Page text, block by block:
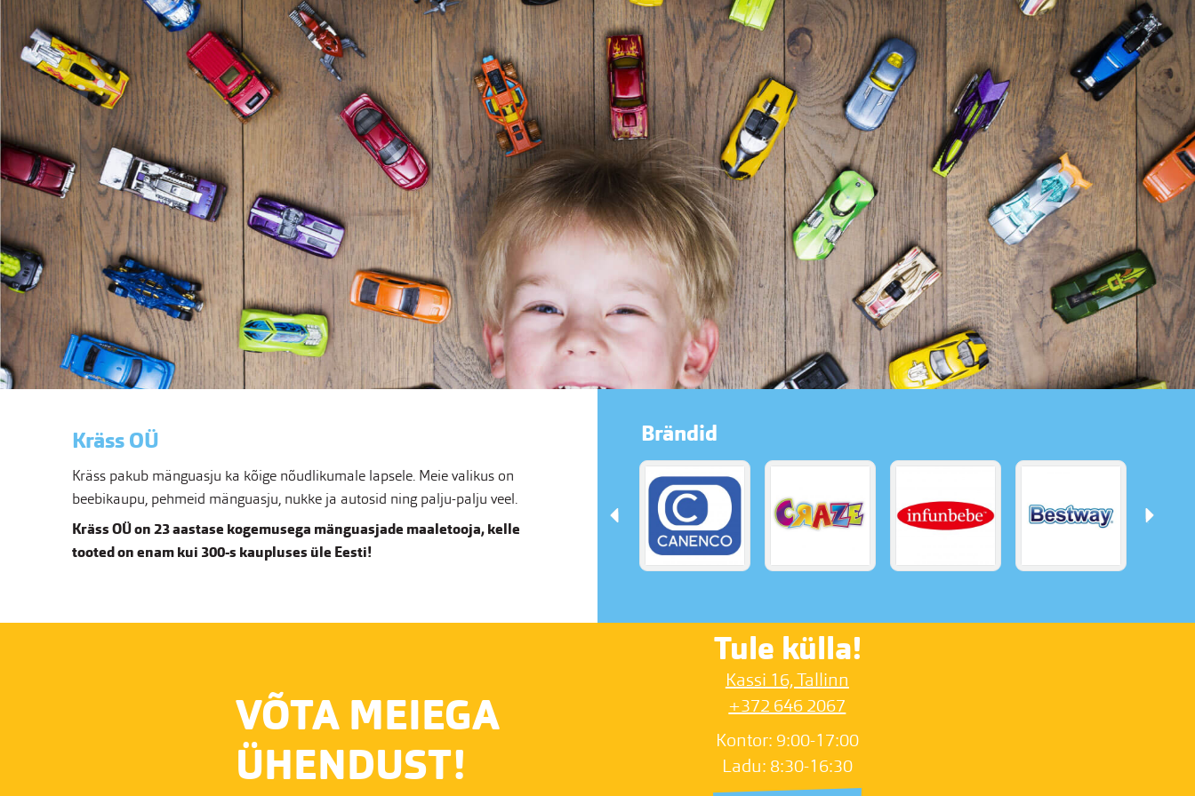
Kräss OÜ
Kräss pakub mänguasju ka kõige nõudlikumale lapsele. Meie valikus on
beebikaupu, pehmeid mänguasju, nukke ja autosid ning palju-palju veel.
Kräss OÜ on 23 aastase kogemusega mänguasjade maaletooja, kelle
tooted on enam kui 300-s kaupluses üle Eesti!
Brändid
VÕTA MEIEGA
ÜHENDUST!
Tule külla!
Kassi 16, Tallinn
+372 646 2067
Kontor: 9:00-17:00
Ladu: 8:30-16:30